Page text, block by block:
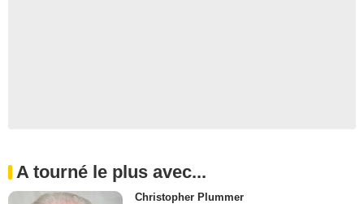
A tourné le plus avec...
Christopher Plummer